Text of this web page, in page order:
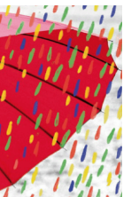
tapa, que